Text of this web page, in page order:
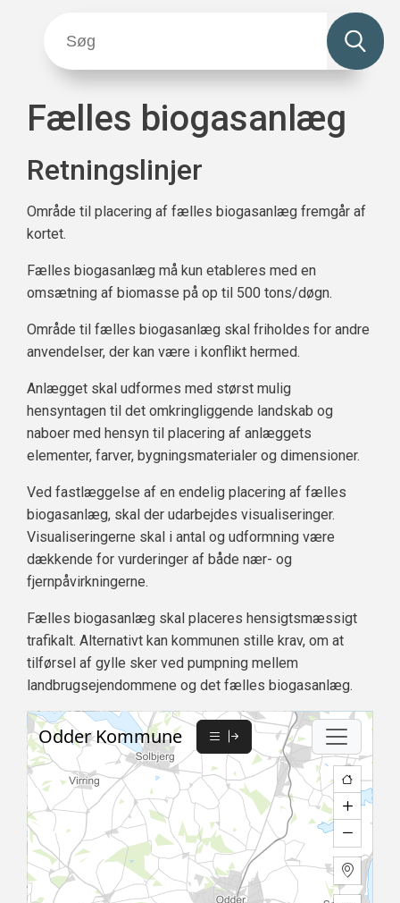
Fælles biogasanlæg
Retningslinjer
Område til placering af fælles biogasanlæg fremgår af
kortet.
Fælles biogasanlæg må kun etableres med en
omsætning af biomasse på op til 500 tons/døgn.
Område til fælles biogasanlæg skal friholdes for andre
anvendelser, der kan være i konflikt hermed.
Anlægget skal udformes med størst mulig
hensyntagen til det omkringliggende landskab og
naboer med hensyn til placering af anlæggets
elementer, farver, bygningsmaterialer og dimensioner.
Ved fastlæggelse af en endelig placering af fælles
biogasanlæg, skal der udarbejdes visualiseringer.
Visualiseringerne skal i antal og udformning være
dækkende for vurderinger af både nær- og
fjernpåvirkningerne.
Fælles biogasanlæg skal placeres hensigtsmæssigt
trafikalt. Alternativt kan kommunen stille krav, om at
tilførsel af gylle sker ved pumpning mellem
landbrugsejendommene og det fælles biogasanlæg.